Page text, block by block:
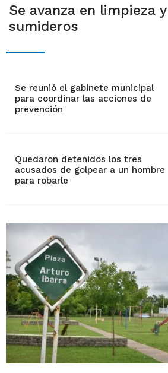
Se avanza en limpieza
sumideros
Se reunió el gabinete municipal
para coordinar las acciones de
prevención
Quedaron detenidos los tres
acusados de golpear a un hombre
para robarle